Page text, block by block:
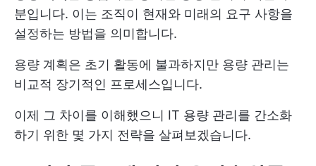
분입니다. 이는 조직이 현재와 미래의 요구 사항을
설정하는 방법을 의미합니다.
용량 계획은 초기 활동에 불과하지만 용량 관리는
비교적 장기적인 프로세스입니다.
이제 그 차이를 이해했으니 IT 용량 관리를 간소화
하기 위한 몇 가지 전략을 살펴보겠습니다.